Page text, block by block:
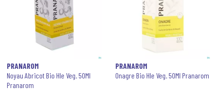
PRANAROM
Noyau Abricot Bio Hle Veg. 50Ml
Pranarom
PRANAROM
Onagre Bio Hle Veg. 50Ml Pranarom